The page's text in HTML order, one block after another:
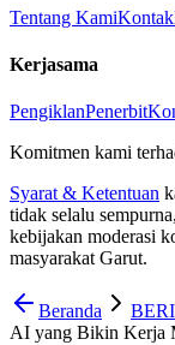
Tentang KamiKontak
Kerjasama
PengiklanPenerbit
Komitmen kami
Syarat & Ketentuan
tidak selalu
kebijakan moderasi
masyarakat Garut.
Beranda
AI yang Bikin Kerja